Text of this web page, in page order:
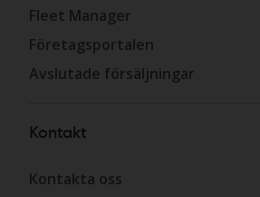
Fleet Manager
Företagsportalen
Avslutade försäljningar
Kontakt
Kontakta oss